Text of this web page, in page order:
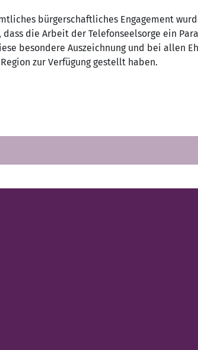
bürgerschaftliches Engagement
dass die Arbeit der Telefonseelsorge ein
besondere Auszeichnung und bei allen
zur Verfügung gestellt haben.